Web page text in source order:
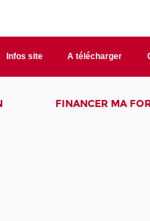
Infos site A télécharger
FINANCER MA